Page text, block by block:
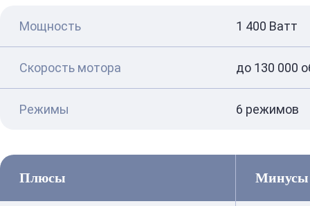
Мощность 1 400 Ватт
Скорость мотора до 130 000
Режимы 6 режимов
Плюсы Минусы